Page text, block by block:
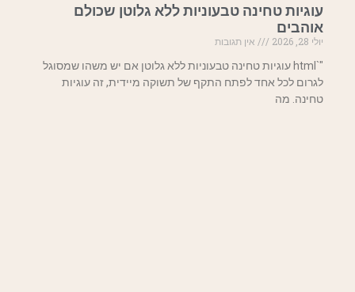
עוגיות טחינה טבעוניות ללא גלוטן שכולם
אוהבים
יולי 28, 2026
אין תגובות
"`html עוגיות טחינה טבעוניות ללא גלוטן אם יש משהו שמסוגל
לגרום לכל אחד לפתח התקף של תשוקה מיידית, זה עוגיות
טחינה. מה